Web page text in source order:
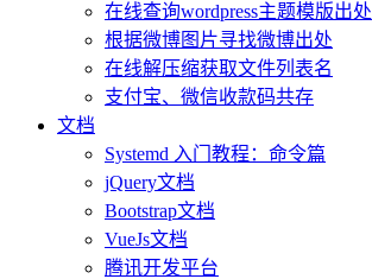
在线查询wordpress主题模版出处
根据微博图片寻找微博出处
在线解压缩获取文件列表名
支付宝、微信收款码共存
文档
Systemd 入门教程：命令篇
jQuery文档
Bootstrap文档
VueJs文档
腾讯开发平台